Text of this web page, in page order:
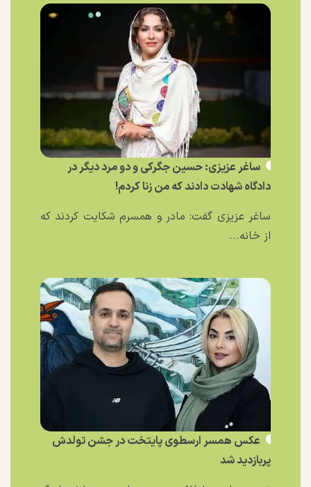
ساغر عزیزی: حسین جگرکی و دو مرد دیگر در
دادگاه شهادت دادند که من زنا کردم!
ساغر عزیزی گفت: مادر و همسرم شکایت کردند که
از خانه...
عکس همسر ارسطوی پایتخت در جشن تولدش
پربازدید شد